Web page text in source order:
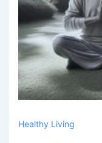
Healthy Living